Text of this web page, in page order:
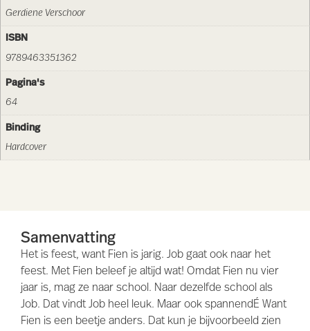
Gerdiene Verschoor
ISBN
9789463351362
Pagina's
64
Binding
Hardcover
Samenvatting
Het is feest, want Fien is jarig. Job gaat ook naar het
feest. Met Fien beleef je altijd wat! Omdat Fien nu vier
jaar is, mag ze naar school. Naar dezelfde school als
Job. Dat vindt Job heel leuk. Maar ook spannendÉ Want
Fien is een beetje anders. Dat kun je bijvoorbeeld zien